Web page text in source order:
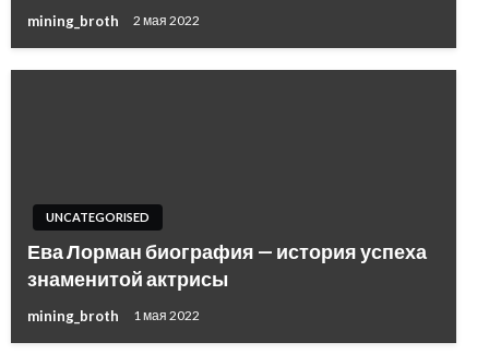
mining_broth 2 мая 2022
UNCATEGORISED
Ева Лорман биография — история успеха
знаменитой актрисы
mining_broth 1 мая 2022